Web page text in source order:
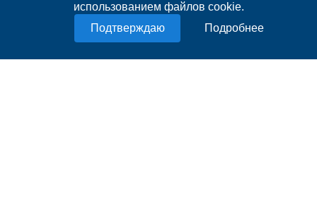
использованием файлов cookie.
Подробнее
Политика конфиденциальности
18+